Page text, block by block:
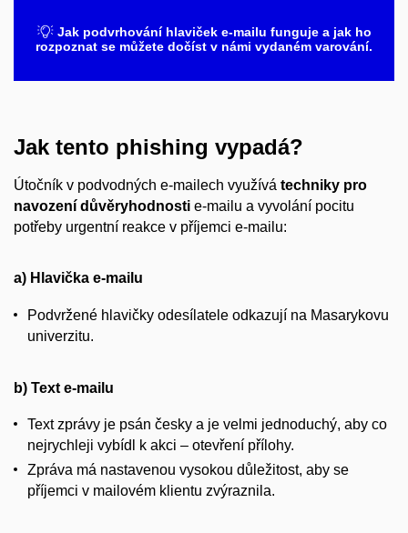
Jak podvrhování hlaviček e-mailu funguje a jak ho
rozpoznat se můžete dočíst v námi vydaném varování.
Jak tento phishing vypadá?
Útočník v podvodných e-mailech využívá techniky pro
navození důvěryhodnosti e-mailu a vyvolání pocitu
potřeby urgentní reakce v příjemci e-mailu:
a) Hlavička e-mailu
Podvržené hlavičky odesílatele odkazují na Masarykovu
univerzitu.
b) Text e-mailu
Text zprávy je psán česky a je velmi jednoduchý, aby co
nejrychleji vybídl k akci – otevření přílohy.
Zpráva má nastavenou vysokou důležitost, aby se
příjemci v mailovém klientu zvýraznila.